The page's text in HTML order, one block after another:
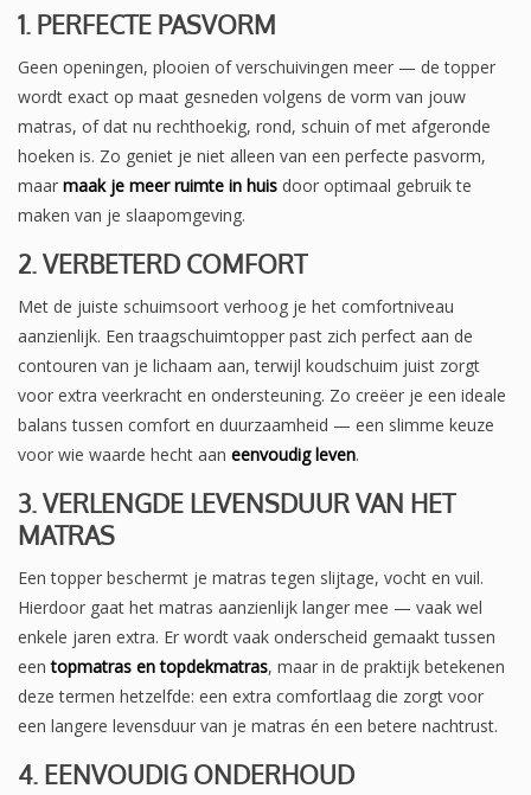
1. PERFECTE PASVORM
Geen openingen, plooien of verschuivingen meer — de topper
wordt exact op maat gesneden volgens de vorm van jouw
matras, of dat nu rechthoekig, rond, schuin of met afgeronde
hoeken is. Zo geniet je niet alleen van een perfecte pasvorm,
maar maak je meer ruimte in huis door optimaal gebruik te
maken van je slaapomgeving.
2. VERBETERD COMFORT
Met de juiste schuimsoort verhoog je het comfortniveau
aanzienlijk. Een traagschuimtopper past zich perfect aan de
contouren van je lichaam aan, terwijl koudschuim juist zorgt
voor extra veerkracht en ondersteuning. Zo creëer je een ideale
balans tussen comfort en duurzaamheid — een slimme keuze
voor wie waarde hecht aan eenvoudig leven.
3. VERLENGDE LEVENSDUUR VAN HET
MATRAS
Een topper beschermt je matras tegen slijtage, vocht en vuil.
Hierdoor gaat het matras aanzienlijk langer mee — vaak wel
enkele jaren extra. Er wordt vaak onderscheid gemaakt tussen
eentopmatras en topdekmatras, maar in de praktijk betekenen
deze termen hetzelfde: een extra comfortlaag die zorgt voor
een langere levensduur van je matras én een betere nachtrust.
4. EENVOUDIG ONDERHOUD